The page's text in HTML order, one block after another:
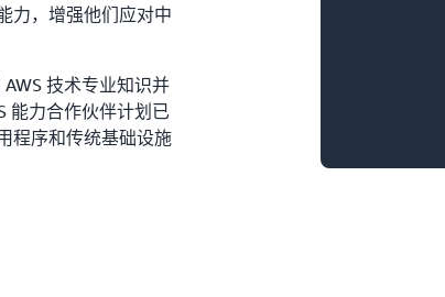
力，增强他们应对中
技术专业知识并
能力合作伙伴计划已
程序和传统基础设施